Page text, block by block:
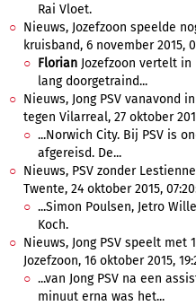
Rai Vloet.
Nieuws, Jozefzoon speelde
kruisband, 6 november 2015,
Florian Jozefzoon vertelt
lang doorgetraind...
Nieuws, Jong PSV vanavond
tegen Vilarreal, 27 oktober
...Norwich City. Bij PSV is
afgereisd. De...
Nieuws, PSV zonder
Twente, 24 oktober 2015,
...Simon Poulsen, Jetro
Koch.
Nieuws, Jong PSV speelt
Jozefzoon, 16 oktober 2015,
...van Jong PSV na een
minuut erna was het...